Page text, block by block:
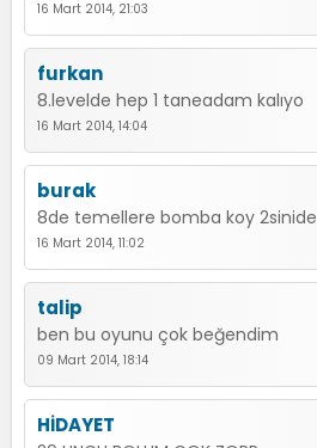
16 Mart 2014, 21:03
furkan
8.levelde hep 1 taneadam kalıyo
16 Mart 2014, 14:04
burak
8de temellere bomba koy 2sinide
16 Mart 2014, 11:02
talip
ben bu oyunu çok beğendim
09 Mart 2014, 18:14
HİDAYET